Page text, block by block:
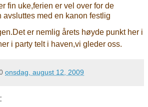
fin uke,ferien er vel over for de
avsluttes med en kanon festlig
er nemlig årets høyde punkt her i
i party telt i haven,vi gleder oss.
onsdag, august 12, 2009